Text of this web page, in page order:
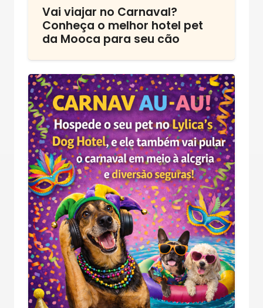
Vai viajar no Carnaval?
Conheça o melhor hotel pet
da Mooca para seu cão